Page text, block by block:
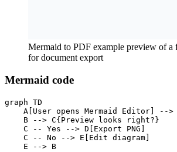
Mermaid to PDF example preview of a
for document export
Mermaid code
graph TD
A[User opens Mermaid Editor] --
    B --> C{Preview looks right?}
    C -- Yes --> D[Export PNG]
    C -- No --> E[Edit diagram]
    E --> B